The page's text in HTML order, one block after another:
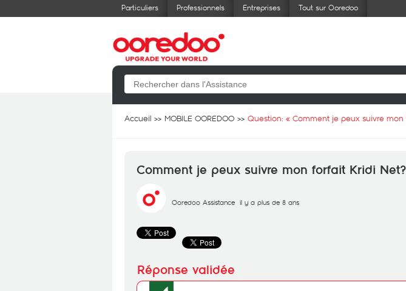
Particuliers Professionnels Entreprises Tout sur Ooredoo
Accueil MOBILE OOREDOO Question: « Comment je peux suivre mon
Comment je peux suivre mon forfait Kridi Net?
Ooredoo Assistance il y a plus de 8 ans